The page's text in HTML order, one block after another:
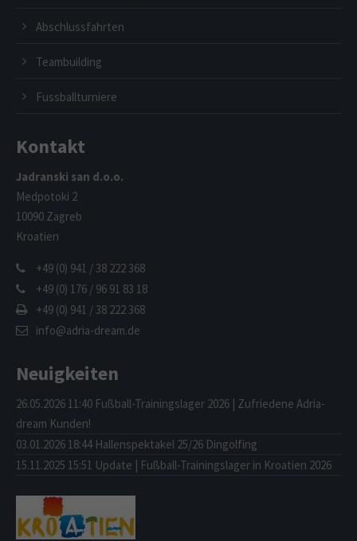
Abschlussfahrten
Teambuilding
Fussballturniere
Kontakt
Jadranski san d.o.o.
Medpotoki 2
10090 Zagreb
Kroatien
+49 (0) 941 / 38 222 368
+49 (0) 176 / 96 91 83 18
+49 (0) 941 / 38 222 368
info@adria-dream.de
Neuigkeiten
26.05.2026 11:40 Fußball-Trainingslager 2026 | Zufriedene Adria-
dream Kunden!
03.01.2026 18:44 Hallenspektakel 25/26 Dingolfing
15.11.2025 15:51 Update | Fußball-Trainingslager in Kroatien 2026